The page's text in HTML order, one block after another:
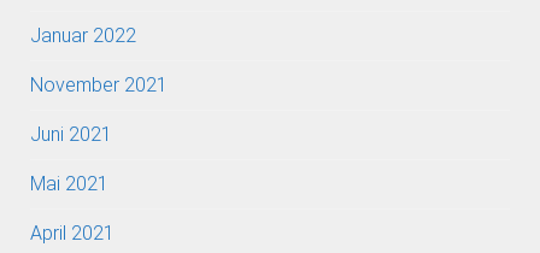
Januar 2022
November 2021
Juni 2021
Mai 2021
April 2021